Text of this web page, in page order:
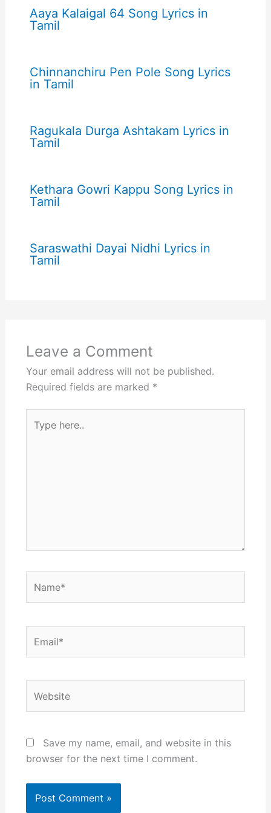
Aaya Kalaigal 64 Song Lyrics in
Tamil
Chinnanchiru Pen Pole Song Lyrics
in Tamil
Ragukala Durga Ashtakam Lyrics in
Tamil
Kethara Gowri Kappu Song Lyrics in
Tamil
Saraswathi Dayai Nidhi Lyrics in
Tamil
Leave a Comment
Your email address will not be published.
Required fields are marked *
here..
Save my name, email, and website in this
browser for the next time I comment.